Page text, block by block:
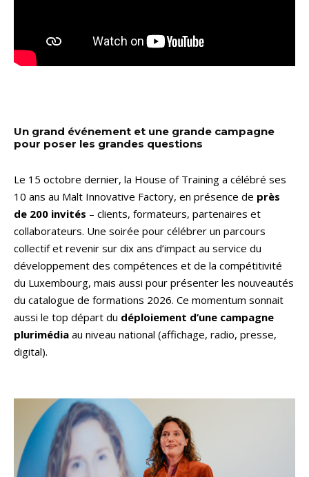
Un grand événement et une grande campagne
pour poser les grandes questions
Le 15 octobre dernier, la House of Training a célébré ses
10 ans au Malt Innovative Factory, en présence de près
de 200 invités – clients, formateurs, partenaires et
collaborateurs. Une soirée pour célébrer un parcours
collectif et revenir sur dix ans d’impact au service du
développement des compétences et de la compétitivité
du Luxembourg, mais aussi pour présenter les nouveautés
du catalogue de formations 2026. Ce momentum sonnait
aussi le top départ du déploiement d’une campagne
plurimédia au niveau national (affichage, radio, presse,
digital).